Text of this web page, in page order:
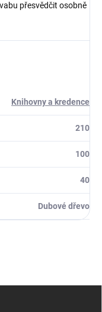
přesvědčit osobně
Knihovny a kredence
210
100
40
Dubové dřevo